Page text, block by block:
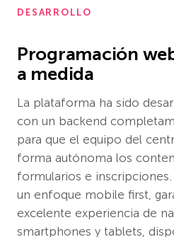
DESARROLLO
Programación
a medida
La plataforma ha sido
con un backend
para que el equipo del
forma autónoma los
formularios e
un enfoque mobile first,
excelente experiencia de
smartphones y tablets,